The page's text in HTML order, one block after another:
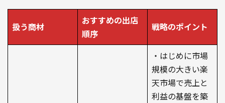
扱う商材
おすすめの出店
順序
戦略のポイント
・はじめに市場
規模の大きい楽
天市場で売上と
利益の基盤を築